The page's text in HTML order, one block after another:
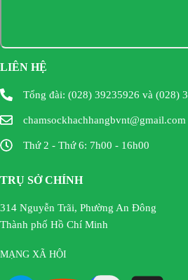
LIÊN HỆ
Tổng đài: (028) 39235926 và (028)
chamsockhachhangbvnt@gmail.com
Thứ 2 - Thứ 6: 7h00 - 16h00
TRỤ SỞ CHÍNH
314 Nguyễn Trãi, Phường An Đông
Thành phố Hồ Chí Minh
MẠNG XÃ HỘI